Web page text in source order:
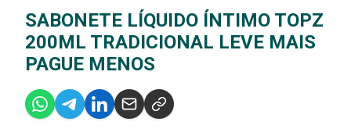
SABONETE LÍQUIDO ÍNTIMO TOPZ
200ML TRADICIONAL LEVE MAIS
PAGUE MENOS